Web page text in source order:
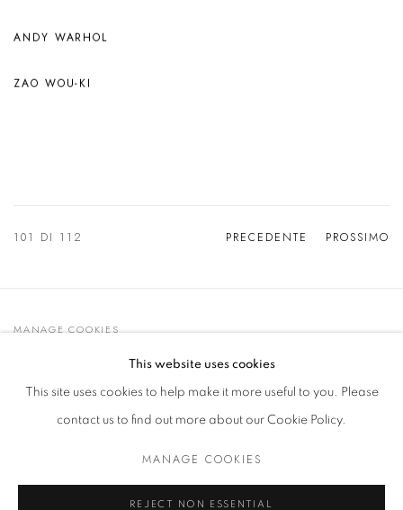
ANDY WARHOL
ZAO WOU-KI
PRECEDENTE PROSSIMO
101 DI 112
MANAGE COOKIES
© 2021 GALLERIA D'ARTE MAGGIORE G.A.M.
SITO CREATO DA ARTLOGIC
t. +39 051 235843 | info@maggioregam.com
This website uses cookies
This site uses cookies to help make it more useful to you. Please
contact us to find out more about our Cookie Policy.
MANAGE COOKIES
REJECT NON ESSENTIAL